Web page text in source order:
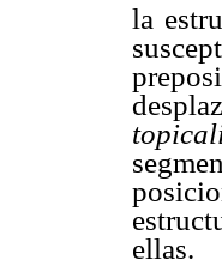
la
ellas.